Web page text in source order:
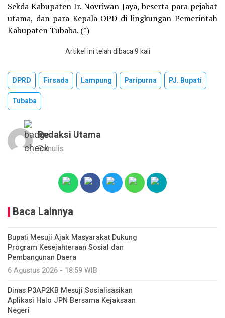
Sekda Kabupaten Ir. Novriwan Jaya, beserta para pejabat
utama, dan para Kepala OPD di lingkungan Pemerintah
Kabupaten Tubaba. (*)
Artikel ini telah dibaca 9 kali
DPRD Firsada Lampung Paripurna
PJ. Bupati
Tubaba
Redaksi Utama
Penulis
Baca Lainnya
Bupati Mesuji Ajak Masyarakat Dukung
Program Kesejahteraan Sosial dan
Pembangunan Daera
6 Agustus 2026 - 18:59 WIB
Dinas P3AP2KB Mesuji Sosialisasikan
Aplikasi Halo JPN Bersama Kejaksaan
Negeri